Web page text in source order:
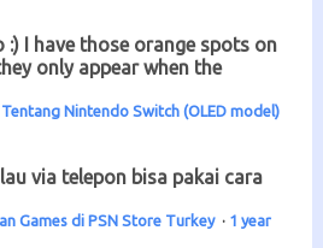
:) I have those orange spots on
only appear when the
Nintendo Switch (OLED model)
via telepon bisa pakai cara
Games di PSN Store Turkey · 1 year